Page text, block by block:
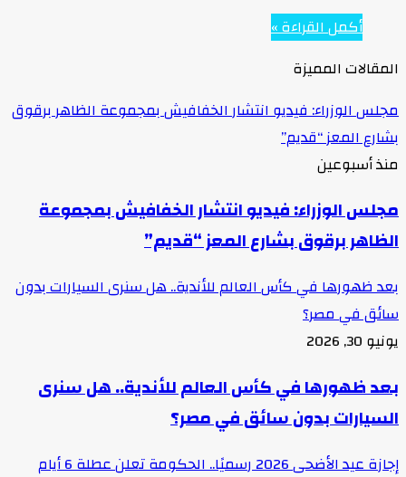
أكمل القراءة »
المقالات المميزة
مجلس الوزراء: فيديو انتشار الخفافيش بمجموعة الظاهر برقوق
بشارع المعز “قديم”
منذ أسبوعين
مجلس الوزراء: فيديو انتشار الخفافيش بمجموعة
الظاهر برقوق بشارع المعز “قديم”
بعد ظهورها في كأس العالم للأندية.. هل سنرى السيارات بدون
سائق في مصر؟
يونيو 30, 2026
بعد ظهورها في كأس العالم للأندية.. هل سنرى
السيارات بدون سائق في مصر؟
إجازة عيد الأضحى 2026 رسميًا.. الحكومة تعلن عطلة 6 أيام